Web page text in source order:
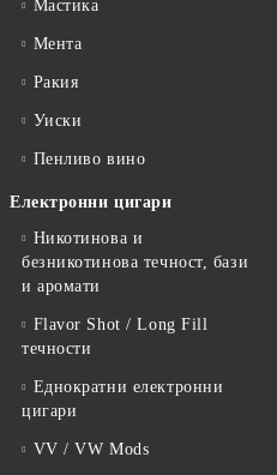
Мастика
Мента
Ракия
Уиски
Пенливо вино
Електронни цигари
Никотинова и
безникотинова течност, бази
и аромати
Flavor Shot / Long Fill
течности
Еднократни електронни
цигари
VV / VW Mods